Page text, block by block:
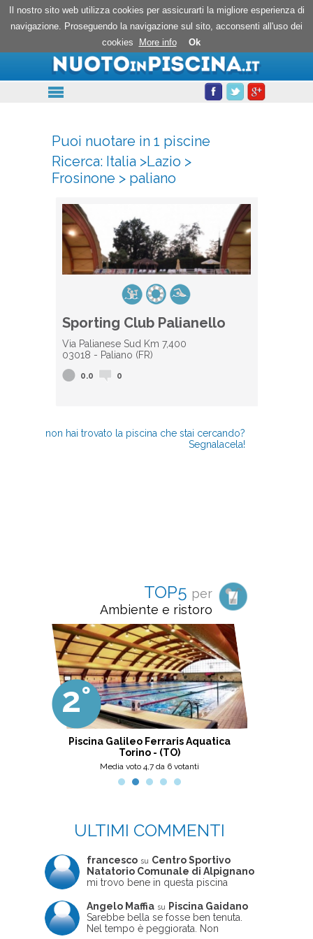
Nuoto in piscina
Puoi nuotare in 1 piscine
Ricerca: Italia>Lazio >
Frosinone > paliano
Sporting Club Palianello
Via Palianese Sud Km 7,400
03018 - Paliano (FR)
0.0 0
non hai trovato la piscina che stai cercando?
Segnalacela!
TOP5 per
Ambiente e ristoro
2°
Piscina Galileo Ferraris Aquatica
Torino - (TO)
Media voto 4,7 da 6 votanti
ULTIMI COMMENTI
francesco su Centro Sportivo
Natatorio Comunale di Alpignano
mi trovo bene in questa piscina
Angelo Maffia su
Piscina Gaidano
Sarebbe bella se fosse ben tenuta.
Nel tempo è peggiorata. Non
Il nostro sito web utilizza cookies per assicurarti la migliore esperienza di
navigazione. Proseguendo la navigazione sul sito, acconsenti all'uso dei
cookies
More info Ok